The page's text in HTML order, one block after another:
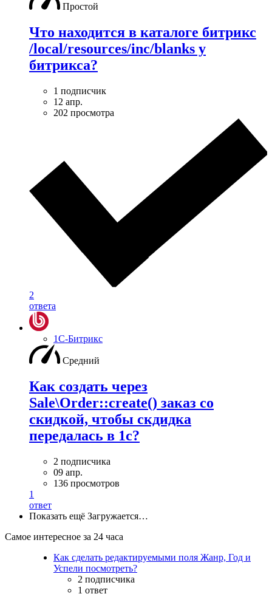
Простой
Что находится в каталоге битрикс
/local/resources/inc/blanks у
битрикса?
1 подписчик
12 апр.
202 просмотра
2
ответа
1С-Битрикс
Средний
Как создать через
Sale\Order::create() заказ со
скидкой, чтобы скдидка
передалась в 1с?
2 подписчика
09 апр.
136 просмотров
1
ответ
Показать ещё Загружается…
Самое интересное за 24 часа
Как сделать редактируемыми поля Жанр, Год и
Успели посмотреть?
2 подписчика
1 ответ